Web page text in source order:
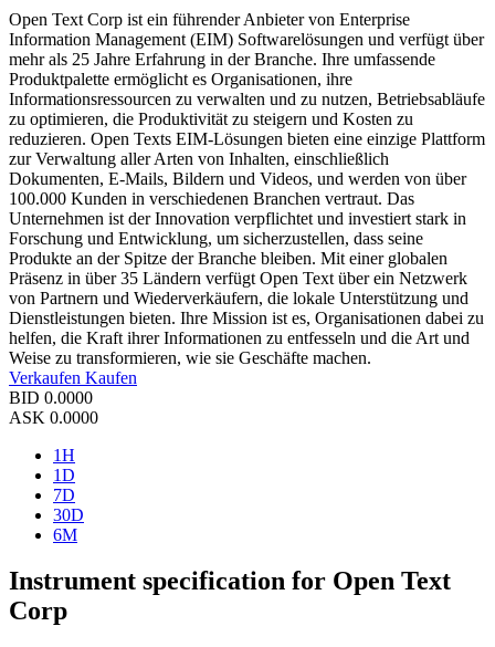
Open Text Corp ist ein führender Anbieter von Enterprise
Information Management (EIM) Softwarelösungen und verfügt über
mehr als 25 Jahre Erfahrung in der Branche. Ihre umfassende
Produktpalette ermöglicht es Organisationen, ihre
Informationsressourcen zu verwalten und zu nutzen, Betriebsabläufe
zu optimieren, die Produktivität zu steigern und Kosten zu
reduzieren. Open Texts EIM-Lösungen bieten eine einzige Plattform
zur Verwaltung aller Arten von Inhalten, einschließlich
Dokumenten, E-Mails, Bildern und Videos, und werden von über
100.000 Kunden in verschiedenen Branchen vertraut. Das
Unternehmen ist der Innovation verpflichtet und investiert stark in
Forschung und Entwicklung, um sicherzustellen, dass seine
Produkte an der Spitze der Branche bleiben. Mit einer globalen
Präsenz in über 35 Ländern verfügt Open Text über ein Netzwerk
von Partnern und Wiederverkäufern, die lokale Unterstützung und
Dienstleistungen bieten. Ihre Mission ist es, Organisationen dabei zu
helfen, die Kraft ihrer Informationen zu entfesseln und die Art und
Weise zu transformieren, wie sie Geschäfte machen.
Verkaufen Kaufen
BID 0.0000
ASK 0.0000
1H
1D
7D
30D
6M
Instrument specification for Open Text
Corp